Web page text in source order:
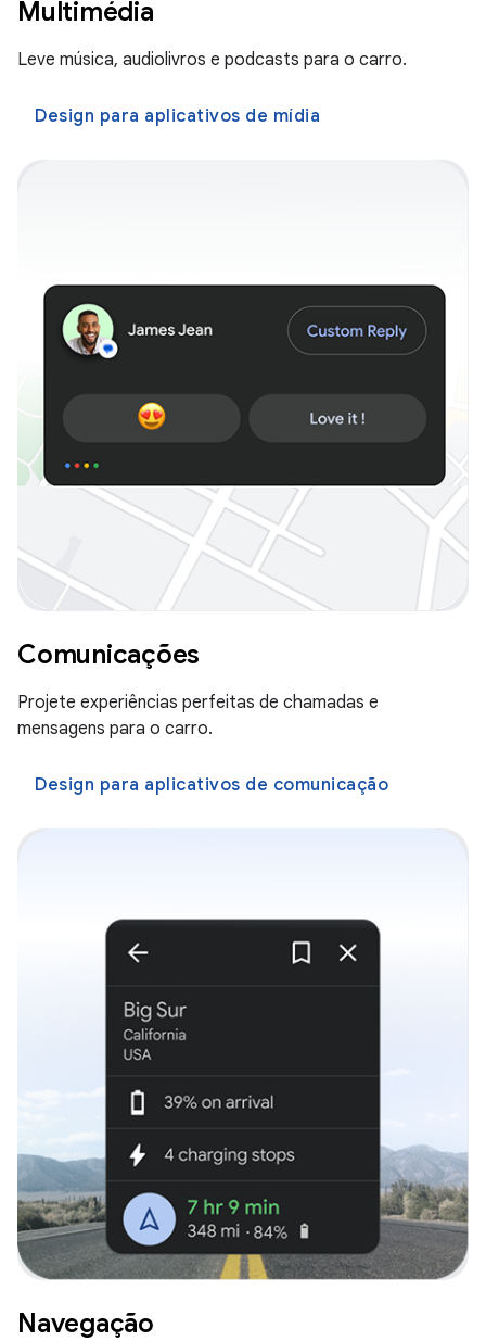
Multimédia
Leve música, audiolivros e podcasts para o carro.
Design para aplicativos de mídia
Comunicações
Projete experiências perfeitas de chamadas e
mensagens para o carro.
Design para aplicativos de comunicação
Navegação